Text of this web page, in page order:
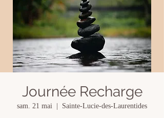
Journée Recharge
sam. 21 mai Sainte-Lucie-des-Laurentides